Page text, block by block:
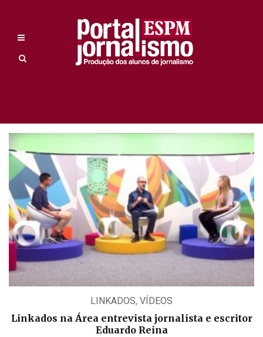
LINKADOS, VÍDEOS
Linkados na Área entrevista jornalista e escritor
Eduardo Reina